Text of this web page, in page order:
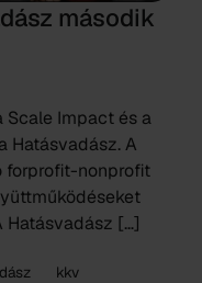
második
Impact és a
Hatásvadász. A
forprofit-nonprofit
Hatásvadász […]
kkv